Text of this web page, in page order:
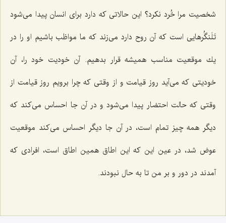
شخصیت مرا خُرد نكرد؟ این حالاتی كه دارد برای انسان پیدا می‌شود
تَلَنگُرهایی است كه آن روح دارد می‌زند كه ما مواظب باشیم او را در
یك موقعیت مناسب همیشه قرار بدهیم. آن خودیت خود را، آن
خودیتی كه می‌آید روز قیامت و از وقتی كه چرا برویم روز قیامت از
وقتی كه حالت احتضار پیدا می‌شود و در آن جا احساس می‌كند كه
دیگر همه چیز تمام است، در آن جا دیگر احساس می‌كند موقعیت
عوض شد، در عین این كه این اطاق همین اطاق است، افرادی كه
آمدند در دور و بر من تا به حال نبودند.